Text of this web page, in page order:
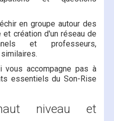
en groupe autour des
création d'un réseau de
et professeurs,
vous accompagne pas à
essentiels du Son-Rise
niveau et